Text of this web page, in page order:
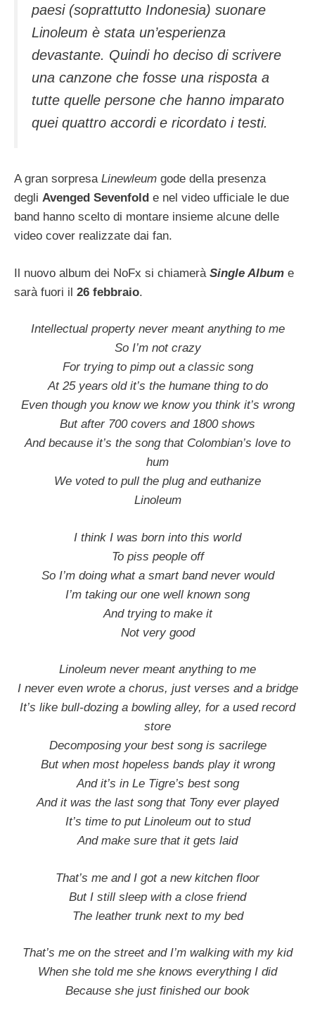
paesi (soprattutto Indonesia) suonare
Linoleum è stata un’esperienza
devastante. Quindi ho deciso di scrivere
una canzone che fosse una risposta a
tutte quelle persone che hanno imparato
quei quattro accordi e ricordato i testi.
A gran sorpresa Linewleum gode della presenza
degli Avenged Sevenfold e nel video ufficiale le due
band hanno scelto di montare insieme alcune delle
video cover realizzate dai fan.
Il nuovo album dei NoFx si chiamerà Single Album e
sarà fuori il 26 febbraio.
Intellectual property never meant anything to me
So I’m not crazy
For trying to pimp out a classic song
At 25 years old it’s the humane thing to do
Even though you know we know you think it’s wrong
But after 700 covers and 1800 shows
And because it’s the song that Colombian’s love to
hum
We voted to pull the plug and euthanize
Linoleum
I think I was born into this world
To piss people off
So I’m doing what a smart band never would
I’m taking our one well known song
And trying to make it
Not very good
Linoleum never meant anything to me
I never even wrote a chorus, just verses and a bridge
It’s like bull-dozing a bowling alley, for a used record
store
Decomposing your best song is sacrilege
But when most hopeless bands play it wrong
And it’s in Le Tigre’s best song
And it was the last song that Tony ever played
It’s time to put Linoleum out to stud
And make sure that it gets laid
That’s me and I got a new kitchen floor
But I still sleep with a close friend
The leather trunk next to my bed
That’s me on the street and I’m walking with my kid
When she told me she knows everything I did
Because she just finished our book